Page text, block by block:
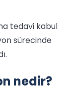
tedavi kabul
sürecinde
nedir?